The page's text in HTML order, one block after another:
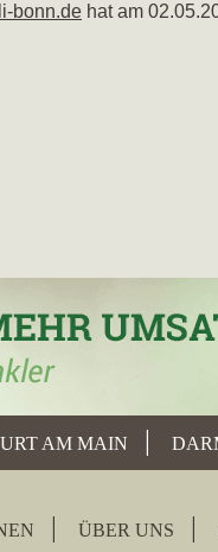
bonn.de hat am
AM MAIN
ÜBER UNS